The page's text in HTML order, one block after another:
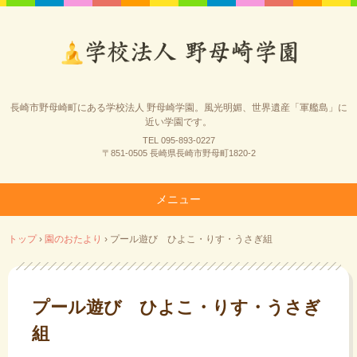
長崎市野母崎町にある学校法人 野母崎学園。風光明媚、世界遺産「軍艦島」に
近い学園です。
TEL 095-893-0227
〒851-0505 長崎県長崎市野母町1820-2
メニュー
ン
テ
トップ › 園のおたより › プール遊び ひよこ・りす・うさぎ組
プール遊び ひよこ・りす・うさぎ
組